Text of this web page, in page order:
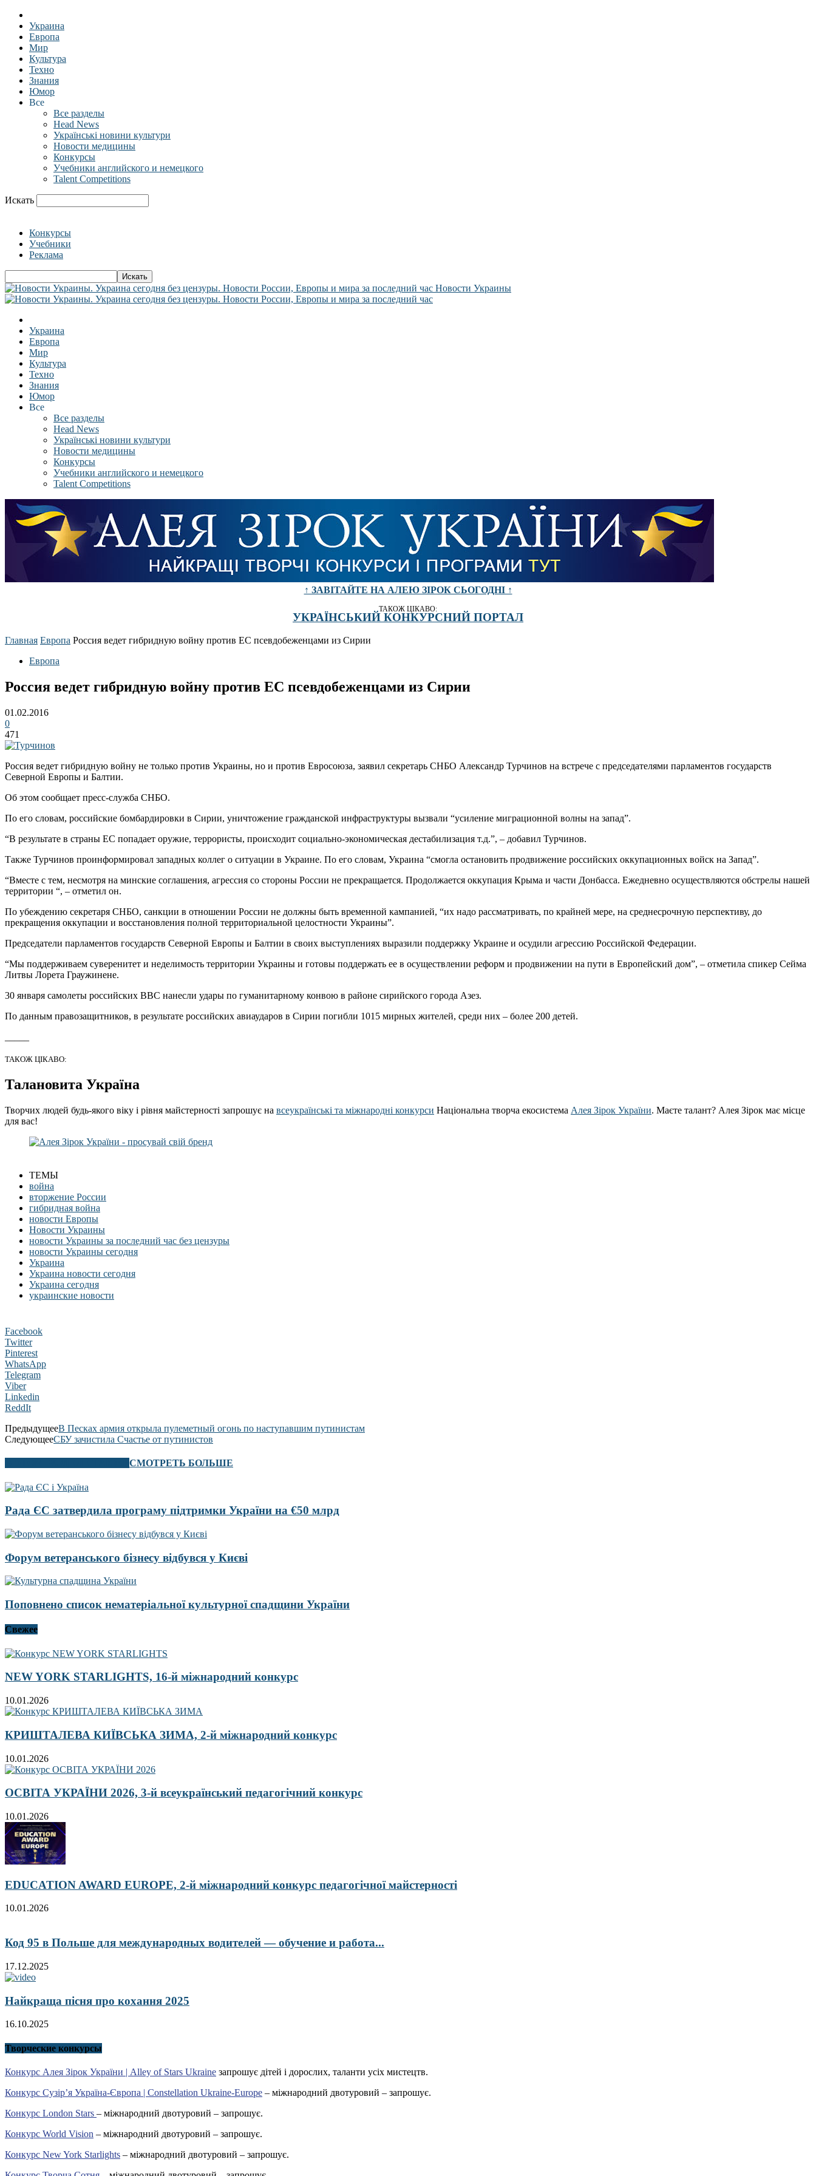
Украина
Европа
Мир
Культура
Техно
Знания
Юмор
Все
Все разделы
Head News
Українські новини культури
Новости медицины
Конкурсы
Учебники английского и немецкого
Talent Competitions
Искать
Конкурсы
Учебники
Реклама
Новости Украины
Украина
Европа
Мир
Культура
Техно
Знания
Юмор
Все
Все разделы
Head News
Українські новини культури
Новости медицины
Конкурсы
Учебники английского и немецкого
Talent Competitions
↑ ЗАВІТАЙТЕ НА АЛЕЮ ЗІРОК СЬОГОДНІ ↑
ТАКОЖ ЦІКАВО:
УКРАЇНСЬКИЙ КОНКУРСНИЙ ПОРТАЛ
Главная Европа Россия ведет гибридную войну против ЕС псевдобеженцами из Сирии
Европа
Россия ведет гибридную войну против ЕС псевдобеженцами из Сирии
01.02.2016
0
471
Россия ведет гибридную войну не только против Украины, но и против Евросоюза, заявил секретарь СНБО Александр Турчинов на встрече с председателями парламентов государств
Северной Европы и Балтии.
Об этом сообщает пресс-служба СНБО.
По его словам, российские бомбардировки в Сирии, уничтожение гражданской инфраструктуры вызвали “усиление миграционной волны на запад”.
“В результате в страны ЕС попадает оружие, террористы, происходит социально-экономическая дестабилизация т.д.”, – добавил Турчинов.
Также Турчинов проинформировал западных коллег о ситуации в Украине. По его словам, Украина “смогла остановить продвижение российских оккупационных войск на Запад”.
“Вместе с тем, несмотря на минские соглашения, агрессия со стороны России не прекращается. Продолжается оккупация Крыма и части Донбасса. Ежедневно осуществляются обстрелы нашей
территории “, – отметил он.
По убеждению секретаря СНБО, санкции в отношении России не должны быть временной кампанией, “их надо рассматривать, по крайней мере, на среднесрочную перспективу, до
прекращения оккупации и восстановления полной территориальной целостности Украины”.
Председатели парламентов государств Северной Европы и Балтии в своих выступлениях выразили поддержку Украине и осудили агрессию Российской Федерации.
“Мы поддерживаем суверенитет и неделимость территории Украины и готовы поддержать ее в осуществлении реформ и продвижении на пути в Европейский дом”, – отметила спикер Сейма
Литвы Лорета Граужинене.
30 января самолеты российских ВВС нанесли удары по гуманитарному конвою в районе сирийского города Азез.
По данным правозащитников, в результате российских авиаударов в Сирии погибли 1015 мирных жителей, среди них – более 200 детей.
ТАКОЖ ЦІКАВО:
Талановита Україна
Творчих людей будь-якого віку і рівня майстерності запрошує на всеукраїнські та міжнародні конкурси Національна творча екосистема Алея Зірок України. Маєте талант? Алея Зірок має місце
для вас!
ТЕМЫ
война
вторжение России
гибридная война
новости Европы
Новости Украины
новости Украины за последний час без цензуры
новости Украины сегодня
Украина
Украина новости сегодня
Украина сегодня
украинские новости
Facebook
Twitter
Pinterest
WhatsApp
Telegram
Viber
Linkedin
ReddIt
ПредыдущееВ Песках армия открыла пулеметный огонь по наступавшим путинистам
СледующееСБУ зачистила Счастье от путинистов
СМОТРЕТЬ БОЛЬШЕ
Рада ЄС затвердила програму підтримки України на €50 млрд
Форум ветеранського бізнесу відбувся у Києві
Поповнено список нематеріальної культурної спадщини України
Свежее
NEW YORK STARLIGHTS, 16-й міжнародний конкурс
10.01.2026
КРИШТАЛЕВА КИЇВСЬКА ЗИМА, 2-й міжнародний конкурс
10.01.2026
ОСВІТА УКРАЇНИ 2026, 3-й всеукраїнський педагогічний конкурс
10.01.2026
EDUCATION AWARD EUROPE, 2-й міжнародний конкурс педагогічної майстерності
10.01.2026
Код 95 в Польше для международных водителей — обучение и работа...
17.12.2025
Найкраща пісня про кохання 2025
16.10.2025
Творческие конкурсы
Конкурс Алея Зірок України | Alley of Stars Ukraine запрошує дітей і дорослих, таланти усіх мистецтв.
Конкурс Сузір’я Україна-Європа | Constellation Ukraine-Europe – міжнародний двотуровий – запрошує.
Конкурс London Stars – міжнародний двотуровий – запрошує.
Конкурс World Vision – міжнародний двотуровий – запрошує.
Конкурс New York Starlights – міжнародний двотуровий – запрошує.